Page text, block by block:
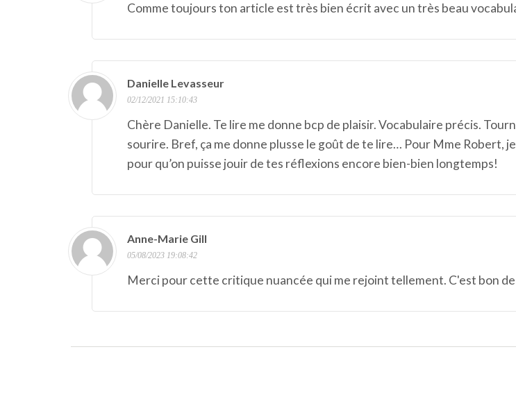
Comme toujours ton article est très bien écrit avec un très beau
Danielle Levasseur
02/12/2021 15:10:43
Chère Danielle. Te lire me donne bcp de plaisir. Vocabulaire précis.
sourire. Bref, ça me donne plusse le goût de te lire… Pour Mme Robert,
pour qu’on puisse jouir de tes réflexions encore bien-bien longtemps!
Anne-Marie Gill
05/08/2023 19:08:42
Merci pour cette critique nuancée qui me rejoint tellement. C'est bon